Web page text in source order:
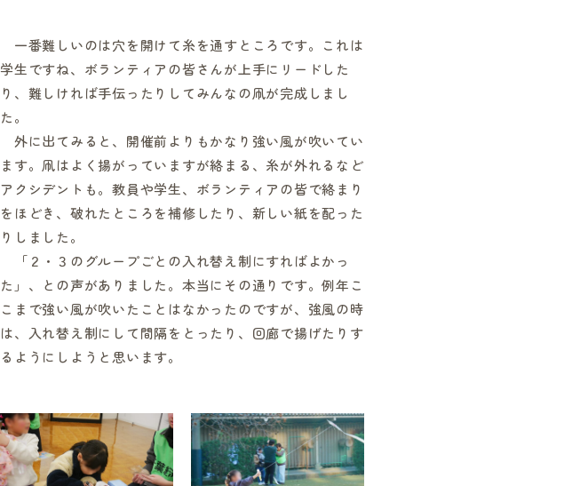
一番難しいのは穴を開けて糸を通すところです。これは
学生ですね、ボランティアの皆さんが上手にリードした
り、難しければ手伝ったりしてみんなの凧が完成しまし
た。
外に出てみると、開催前よりもかなり強い風が吹いてい
ます。凧はよく揚がっていますが絡まる、糸が外れるなど
アクシデントも。教員や学生、ボランティアの皆で絡まり
をほどき、破れたところを補修したり、新しい紙を配った
りしました。
「２・３のグループごとの入れ替え制にすればよかっ
た」、との声がありました。本当にその通りです。例年こ
こまで強い風が吹いたことはなかったのですが、強風の時
は、入れ替え制にして間隔をとったり、回廊で揚げたりす
るようにしようと思います。